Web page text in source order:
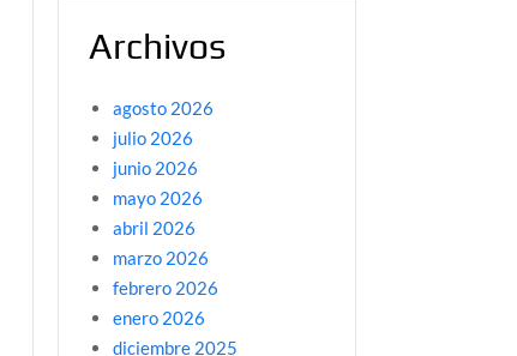
Archivos
agosto 2026
julio 2026
junio 2026
mayo 2026
abril 2026
marzo 2026
febrero 2026
enero 2026
diciembre 2025